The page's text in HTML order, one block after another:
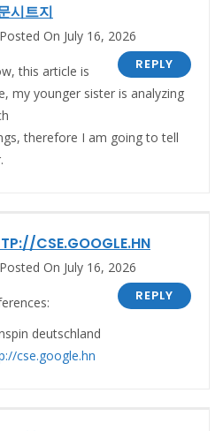
시트지
Posted On July 16, 2026
REPLY
this article is
my younger sister is analyzing
therefore I am going to tell
CSE.GOOGLE.HN
Posted On July 16, 2026
REPLY
deutschland
cse.google.hn